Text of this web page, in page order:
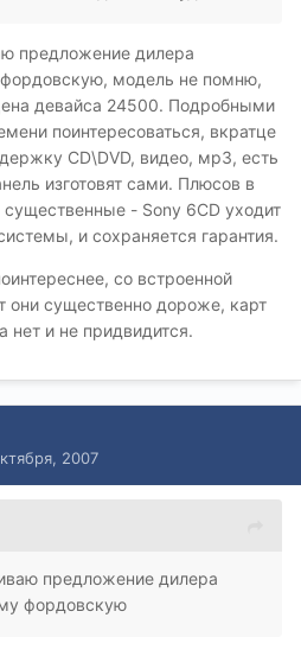
предложение дилера
фордовскую, модель не помню,
девайса 24500. Подробными
поинтересоваться, вкратце
CD\DVD, видео, мр3, есть
изготовят сами. Плюсов в
- Sony 6CD уходит
и сохраняется гарантия.
со встроенной
они существенно дороже, карт
нет и не придвидится.
2007
предложение дилера
фордовскую